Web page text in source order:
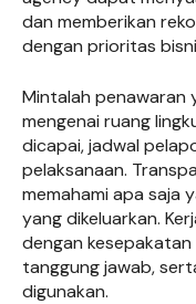
dan memberikan
dengan prioritas
Mintalah penawaran
mengenai ruang
dicapai, jadwal
pelaksanaan.
memahami apa saja
yang dikeluarkan.
dengan
tanggung jawab,
digunakan.